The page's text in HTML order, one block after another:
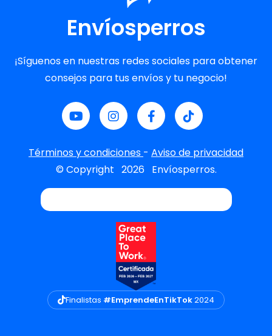
Envíosperros
¡Síguenos en nuestras redes sociales para obtener
consejos para tus envíos y tu negocio!
Términos y condiciones - Aviso de privacidad
© Copyright 2026 Envíosperros.
Finalistas #EmprendeEnTikTok2024